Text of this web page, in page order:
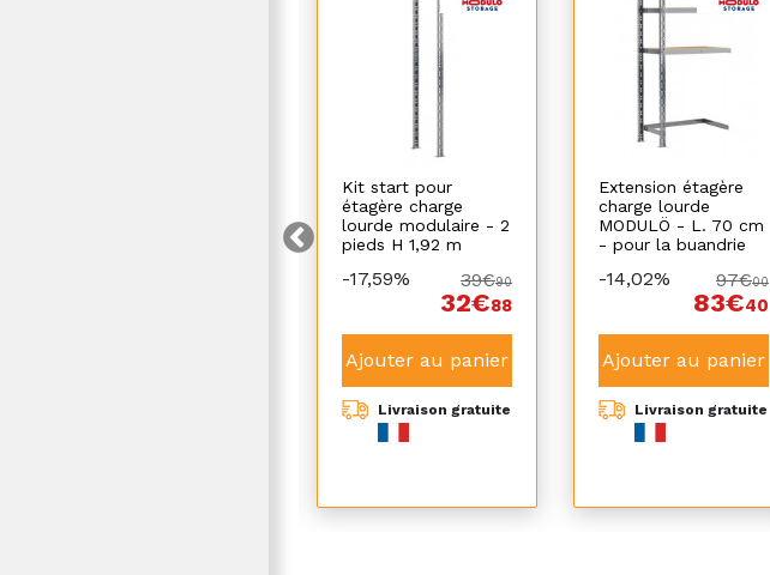
Kit start pour
étagère charge
lourde modulaire - 2
pieds H 1,92 m
-17,59% 39€90
32€88
Ajouter au panier
Livraison gratuite
Extension étagère
charge lourde
MODULÖ - L. 70 cm
- pour la buandrie
-14,02% 97€00
83€40
Ajouter au panier
Livraison gratuite